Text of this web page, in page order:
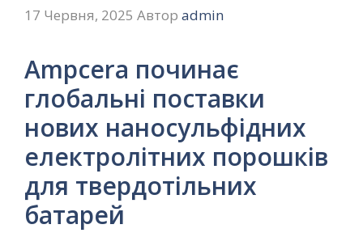
17 Червня, 2025 Автор admin
Ampcera починає
глобальні поставки
нових наносульфідних
електролітних порошків
для твердотільних
батарей